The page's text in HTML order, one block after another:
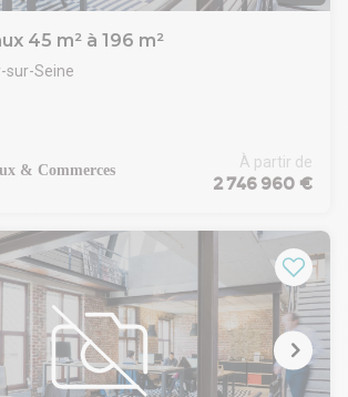
45 m² à 196 m²
sur-Seine
la vente quatre lots de bureaux divisibles,
de Neuilly. Les bureaux bénéficient
et d'une vue dégagée sur le
d'une place de parking et certains
terrasse privative. Plusieurs lots ont été
et sont climatisés.
au sein d'une copropriété de
et sans nuisance.
: Bon état
À partir de
2 746 960 €